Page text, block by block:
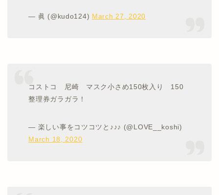
— 眞 (@kudo124) March 27, 2020
コストコ 尼崎 マスク小さめ150枚入り 150
整理券ガラガラ！
— 楽しい事をコツコツと♪♪♪ (@LOVE__koshi)
March 18, 2020